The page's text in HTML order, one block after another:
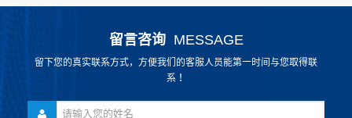
留言咨询 MESSAGE
留下您的真实联系方式，方便我们的客服人员能第一时间与您取得联
系！